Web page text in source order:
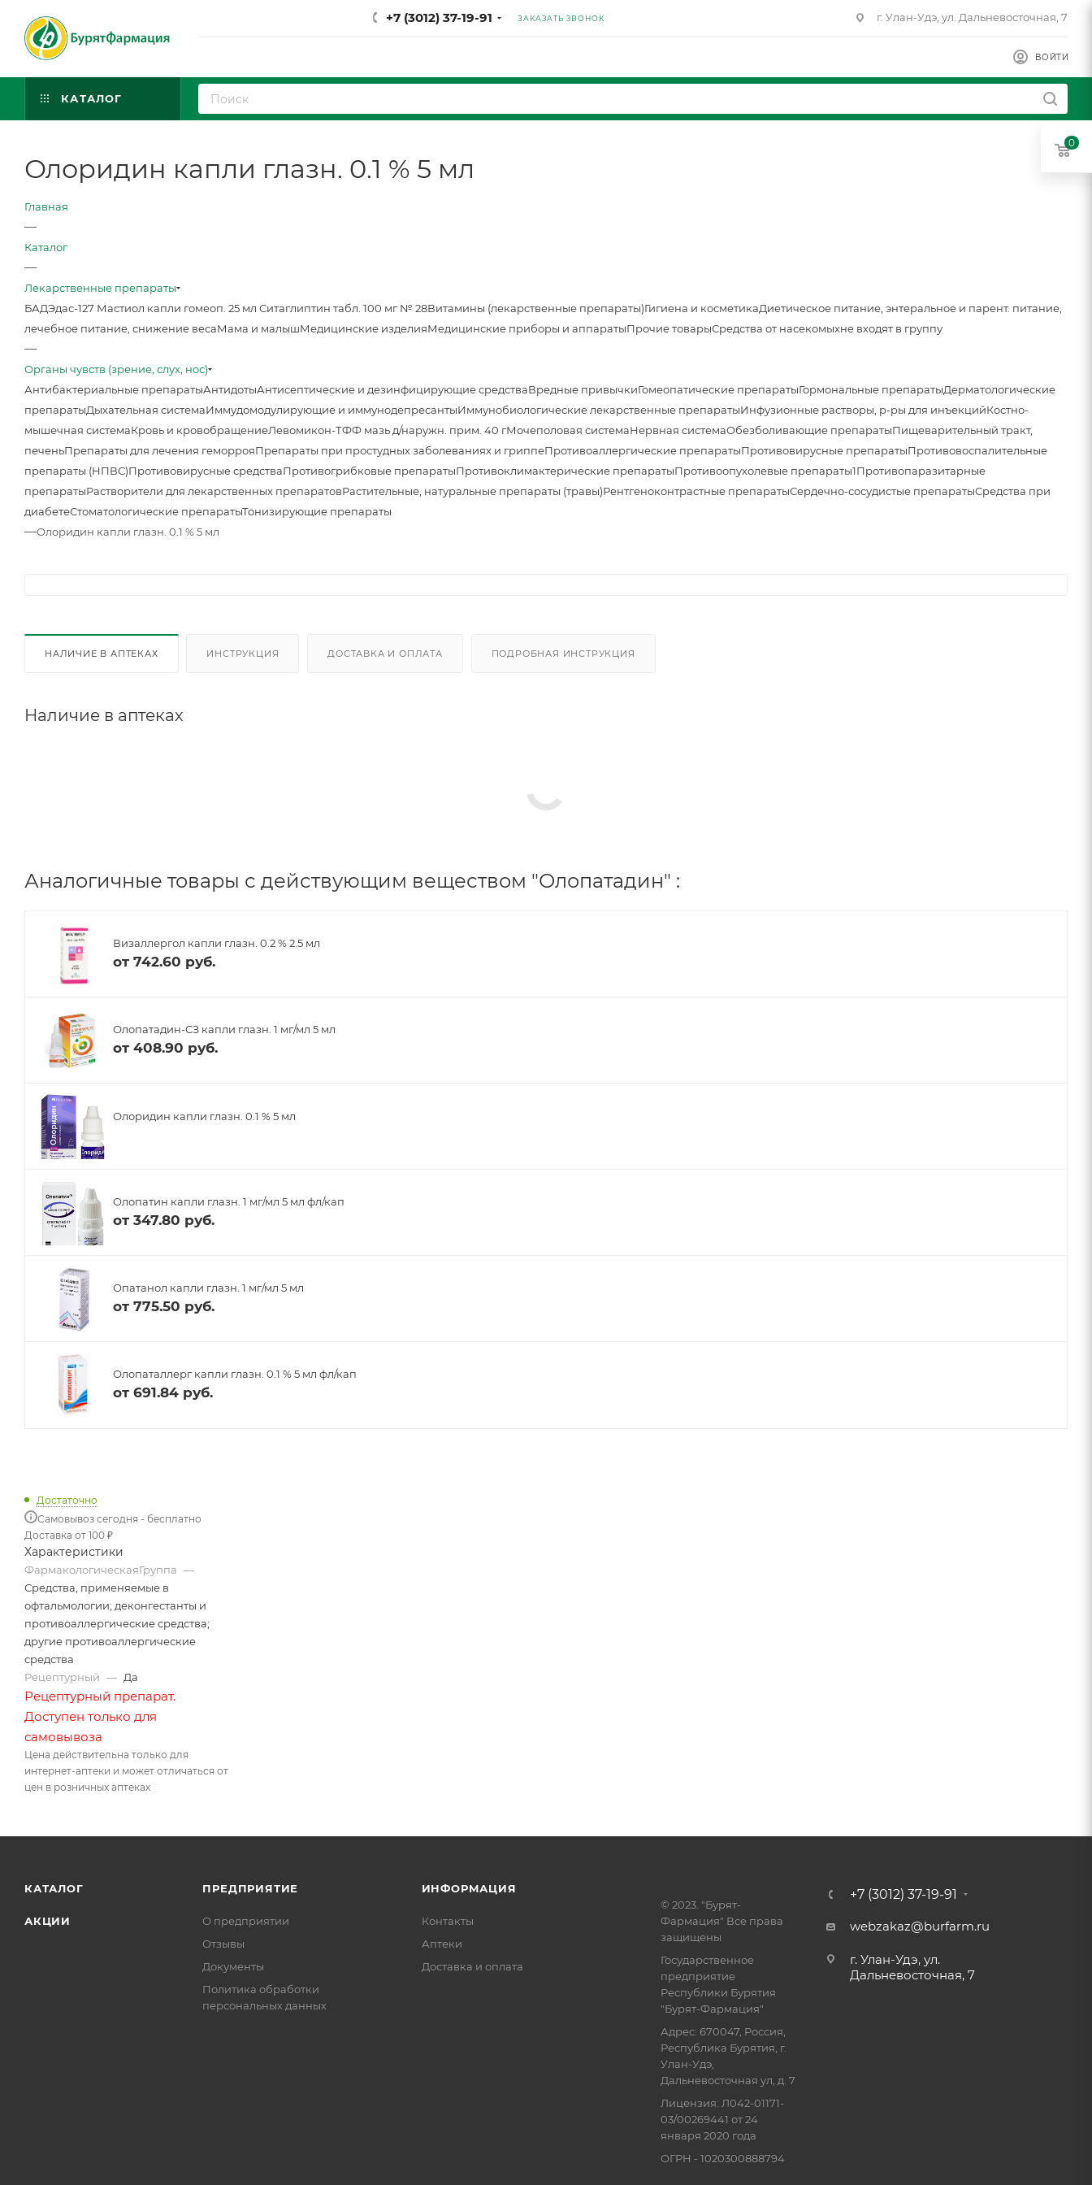
+7 (3012) 37-19-91 ЗАКАЗАТЬ ЗВОНОК г. Улан-Удэ, ул. Дальневосточная, 7
ВОЙТИ
КАТАЛОГ
Олоридин капли глазн. 0.1 % 5 мл
Главная
—
Каталог
—
Лекарственные препараты
БАДЭдас-127 Мастиол капли гомеоп. 25 мл Ситаглиптин табл. 100 мг № 28Витамины (лекарственные препараты)Гигиена и косметикаДиетическое питание, энтеральное и парент. питание,
лечебное питание, снижение весаМама и малышМедицинские изделияМедицинские приборы и аппаратыПрочие товарыСредства от насекомыхне входят в группу
—
Органы чувств (зрение, слух, нос)
Антибактериальные препаратыАнтидотыАнтисептические и дезинфицирующие средстваВредные привычкиГомеопатические препаратыГормональные препаратыДерматологические
препаратыДыхательная системаИммудомодулирующие и иммунодепресантыИммунобиологические лекарственные препаратыИнфузионные растворы, р-ры для инъекцийКостно-
мышечная системаКровь и кровобращениеЛевомикон-ТФФ мазь д/наружн. прим. 40 гМочеполовая системаНервная системаОбезболивающие препаратыПищеварительный тракт,
печеньПрепараты для лечения геморрояПрепараты при простудных заболеваниях и гриппеПротивоаллергические препаратыПротивовирусные препаратыПротивовоспалительные
препараты (НПВС)Противовирусные средстваПротивогрибковые препаратыПротивоклимактерические препаратыПротивоопухолевые препараты1Противопаразитарные
препаратыРастворители для лекарственных препаратовРастительные, натуральные препараты (травы)Рентгеноконтрастные препаратыСердечно-сосудистые препаратыСредства при
диабетеСтоматологические препаратыТонизирующие препараты
—Олоридин капли глазн. 0.1 % 5 мл
НАЛИЧИЕ В АПТЕКАХ ИНСТРУКЦИЯ ДОСТАВКА И ОПЛАТА ПОДРОБНАЯ ИНСТРУКЦИЯ
Наличие в аптеках
Аналогичные товары с действующим веществом "Олопатадин" :
Визаллергол капли глазн. 0.2 % 2.5 мл
от 742.60 руб.
Олопатадин-СЗ капли глазн. 1 мг/мл 5 мл
от 408.90 руб.
Олоридин капли глазн. 0.1 % 5 мл
Олопатин капли глазн. 1 мг/мл 5 мл фл/кап
от 347.80 руб.
Опатанол капли глазн. 1 мг/мл 5 мл
от 775.50 руб.
Олопаталлерг капли глазн. 0.1 % 5 мл фл/кап
от 691.84 руб.
Достаточно
Самовывоз сегодня - бесплатно
Доставка от 100 ₽
Характеристики
ФармакологическаяГруппа —
Средства, применяемые в
офтальмологии; деконгестанты и
противоаллергические средства;
другие противоаллергические
средства
Рецептурный — Да
Рецептурный препарат.
Доступен только для
самовывоза
Цена действительна только для
интернет-аптеки и может отличаться от
цен в розничных аптеках
КАТАЛОГ
АКЦИИ
ПРЕДПРИЯТИЕ
О предприятии
Отзывы
Документы
Политика обработки
персональных данных
ИНФОРМАЦИЯ
Контакты
Аптеки
Доставка и оплата
© 2023. "Бурят-
Фармация" Все права
защищены
Государственное
предприятие
Республики Бурятия
"Бурят-Фармация"
Адрес: 670047, Россия,
Республика Бурятия, г.
Улан-Удэ,
Дальневосточная ул, д. 7
Лицензия: Л042-01171-
03/00269441 от 24
января 2020 года
ОГРН - 1020300888794
+7 (3012) 37-19-91
webzakaz@burfarm.ru
г. Улан-Удэ, ул.
Дальневосточная, 7
0